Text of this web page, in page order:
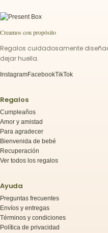
Creamos con propósito
Regalos cuidadosamente
dejar huella.
InstagramFacebookTikTok
Regalos
Cumpleaños
Amor y amistad
Para agradecer
Bienvenida de bebé
Recuperación
Ver todos los regalos
Ayuda
Preguntas frecuentes
Envíos y entregas
Términos y condiciones
Política de privacidad